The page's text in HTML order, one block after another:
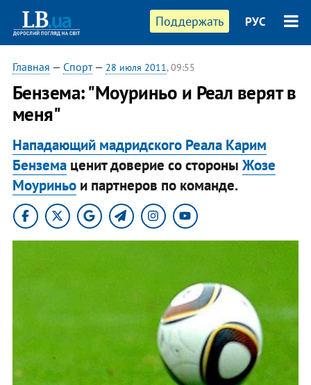
Поддержать РУС
Главная — Спорт— 28 июля 2011, 09:55
Бензема: "Моуриньо и Реал верят в
меня"
Нападающий мадридского Реала Карим
Бенземаценит доверие со стороны Жозе
Моуриньои партнеров по команде.